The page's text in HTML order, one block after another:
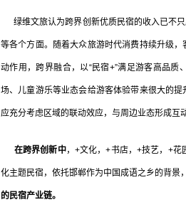
绿维文旅认为跨界创新优质民宿的收入已不只
等各个方面。随着大众旅游时代消费持续升级
动作用，跨界融合，以“民宿+”满足游客高品
场、儿童游乐等业态会给游客体验带来很大的
应充分考虑区域的联动效应，与周边业态形成互动
在跨界创新中，+文化，+书店，+技艺，+花
化主题民宿，依托邯郸作为中国成语之乡的背景
的民宿产业链。